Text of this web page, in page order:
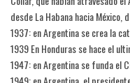
desde La Habana hacia México,
1937: en Argentina se crea la
1939 En Honduras se hace el
1947: en Argentina se funda el